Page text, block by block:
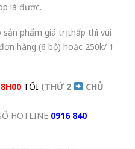
là được.
phẩm giá trị thấp thì vui
hàng (6 bộ) hoặc 250k/ 1
TỐI (THỨ 2
CHỦ
HOTLINE 0916 840